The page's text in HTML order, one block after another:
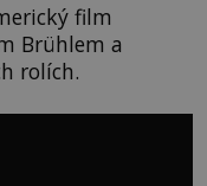
film
Brühlem a
rolích.